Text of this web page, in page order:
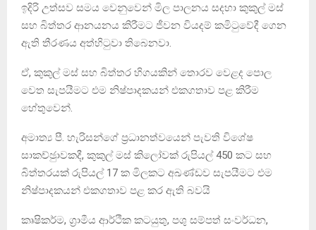
ඉදිරි උත්සව සමය වෙනුවෙන් මිල පාලනය සදහා කුකුල් මස්
සහ බිත්තර ආනයනය කිරීමට ජීවන වියදම් කමිටුවේදී ගෙන
ඇති තීරණය අත්හිටුවා තිබෙනවා.
ඒ, කුකුල් මස් සහ බිත්තර හිගයකින් තොරව වෙළද පොල
වෙත සැපයීමට එම නිෂ්පාදකයන් එකගතාව පළ කිරීම
හේතුවෙන්.
අමාත්‍ය පී. හැරිසන්ගේ ප‍්‍රධානත්වයෙන් පැවති විශේෂ
සාකච්ඡුාවකදී, කුකුල් මස් කිලෝවක් රුපියල් 450 කට සහ
බිත්තරයක් රුපියල් 17 ක මිලකට අඛණ්ඩව සැපයීමට එම
නිෂ්පාදකයන් එකගතාව පළ කර ඇති බවයි
කෘෂිකර්ම, ග‍්‍රාමීය ආර්ථික කටයුතු, පශු සම්පත් සංවර්ධන,